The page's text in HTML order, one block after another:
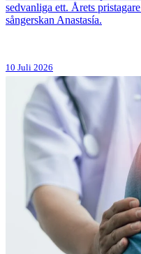
sedvanliga ett. Årets
sångerskan Anastasía.
10 Juli 2026